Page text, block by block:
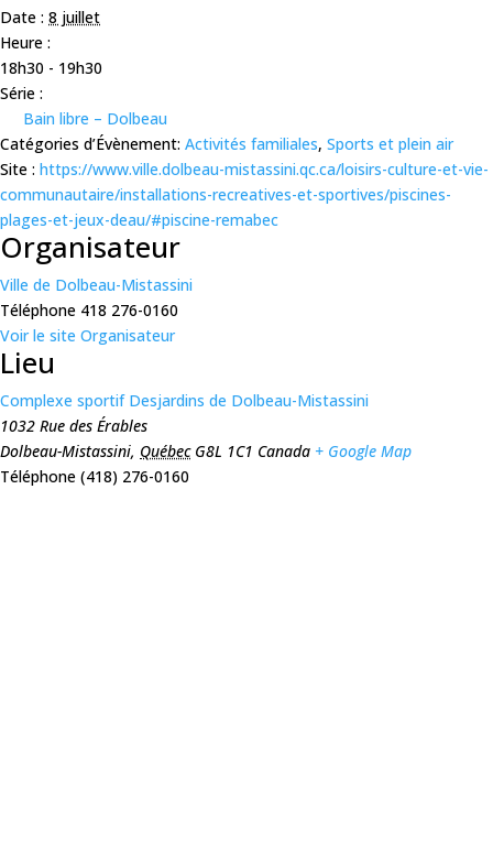
Date : 8 juillet
Heure :
18h30 - 19h30
Série :
Bain libre – Dolbeau
Catégories d’Évènement: Activités familiales, Sports et plein air
Site : https://www.ville.dolbeau-mistassini.qc.ca/loisirs-culture-et-vie-
communautaire/installations-recreatives-et-sportives/piscines-
plages-et-jeux-deau/#piscine-remabec
Organisateur
Ville de Dolbeau-Mistassini
Téléphone 418 276-0160
Voir le site Organisateur
Lieu
Complexe sportif Desjardins de Dolbeau-Mistassini
1032 Rue des Érables
Dolbeau-Mistassini, Québec G8L 1C1 Canada + Google Map
Téléphone (418) 276-0160